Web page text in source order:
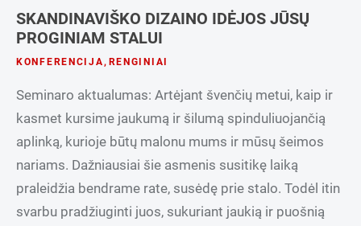
SKANDINAVIŠKO DIZAINO IDĖJOS JŪSŲ
PROGINIAM STALUI
KONFERENCIJA, RENGINIAI
Seminaro aktualumas: Artėjant švenčių metui, kaip ir
kasmet kursime jaukumą ir šilumą spinduliuojančią
aplinką, kurioje būtų malonu mums ir mūsų šeimos
nariams. Dažniausiai šie asmenis susitikę laiką
praleidžia bendrame rate, susėdę prie stalo. Todėl itin
svarbu pradžiuginti juos, sukuriant jaukią ir puošnią